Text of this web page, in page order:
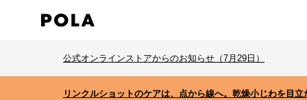
公式オンラインストアからのお知らせ（7月29日）
リンクルショットのケアは、点から線へ。乾燥小じわを目